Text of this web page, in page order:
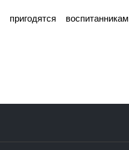
воспитанникам